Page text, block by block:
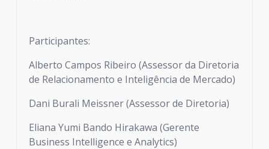
Participantes:
Alberto Campos Ribeiro (Assessor da Diretoria
de Relacionamento e Inteligência de Mercado)
Dani Burali Meissner (Assessor de Diretoria)
Eliana Yumi Bando Hirakawa (Gerente
Business Intelligence e Analytics)